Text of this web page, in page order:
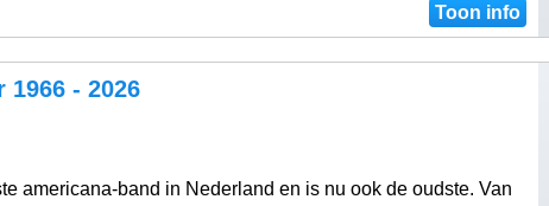
Toon info
1966 - 2026
americana-band in Nederland en is nu ook de oudste. Van